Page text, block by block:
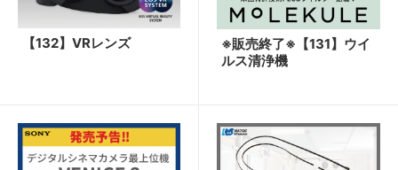
【132】VRレンズ
※販売終了※【131】ウイ
ルス清浄機